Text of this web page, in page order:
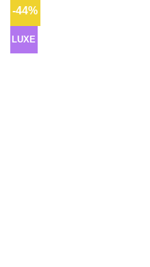
-44%
LUXE